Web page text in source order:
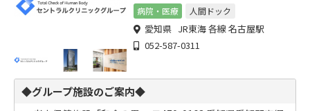
病院・医療 人間ドック
愛知県 JR東海 各線 名古屋駅
052-587-0311
◆グループ施設のご案内◆